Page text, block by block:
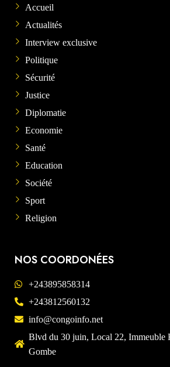
Accueil
Actualités
Interview exclusive
Politique
Sécurité
Justice
Diplomatie
Economie
Santé
Education
Société
Sport
Religion
NOS COORDONÉES
+243895858314
+243812560132
info@congoinfo.net
Blvd du 30 juin, Local 22,
Gombe